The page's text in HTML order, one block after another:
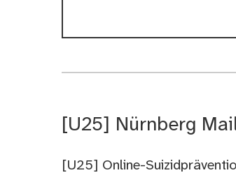
[U25] Nürnberg
[U25] Online-